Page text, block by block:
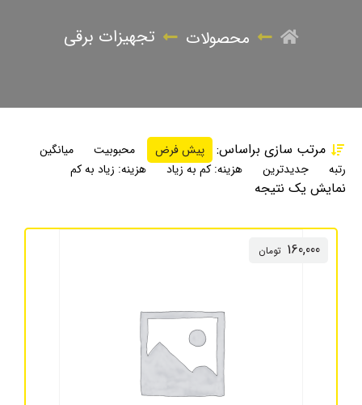
محصولات تجهیزات برقی
نمایش یک نتیجه
مرتب سازی براساس: پیش فرض محبوبیت
میانگین
رتبه
جدیدترین هزینه: کم به زیاد هزینه: زیاد به کم
160,000 تومان